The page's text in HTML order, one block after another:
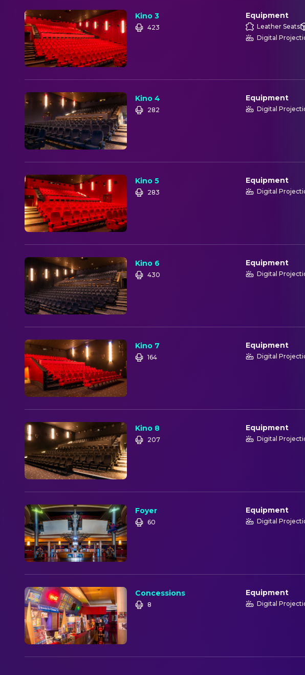
Kino 3
423
Equipment
Leather Seats
Digital
Kino 4
282
Equipment
Digital
Kino 5
283
Equipment
Digital
Kino 6
430
Equipment
Digital
Kino 7
164
Equipment
Digital
Kino 8
207
Equipment
Digital
Foyer
60
Equipment
Digital
Concessions
8
Equipment
Digital